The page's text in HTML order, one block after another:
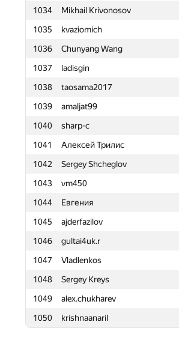
1034
Mikhail Krivonosov
1035
kvaziomich
1036
Chunyang Wang
1037
ladisgin
1038
taosama2017
1039
amaljat99
1040
sharp-c
1041
Алексей Трилис
1042
Sergey Shcheglov
1043
vm450
1044
Евгения
1045
ajderfazilov
1046
gultai4uk.r
1047
Vladlenkos
1048
Sergey Kreys
1049
alex.chukharev
1050
krishnaanaril
1011
Игорь Смирнов
1012
mr.erove
1013
zhussupovali
1014
lamia-am
1015
Jatin Yadav
1016
legion.const
1017
TakeETEASY
1018
onymoth
1019
Bala Varadarajan
1020
kostya.elenik
1021
cscasper
1022
aviroop123
1023
warfacenikita
1024
olga.dragun2010
1025
Gazizbek7
1026
fengsuiyan
1027
asschool